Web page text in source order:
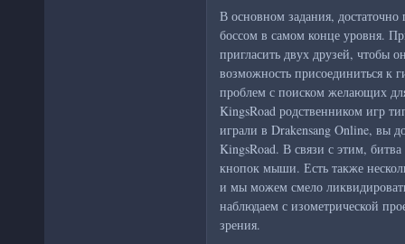
В основном задания, достаточно
боссом в самом конце уровня.
пригласить двух друзей, чтобы
возможность присоединиться к
проблем с поиском желающих
KingsRoad родственником игр
играли в Drakensang Online, вы
KingsRoad. В связи с этим,
кнопок мыши. Есть также
и мы можем смело
наблюдаем с изометрической
зрения.